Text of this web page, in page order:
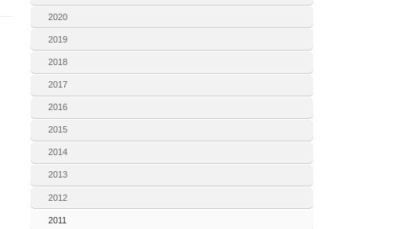
2020
2019
2018
2017
2016
2015
2014
2013
2012
2011